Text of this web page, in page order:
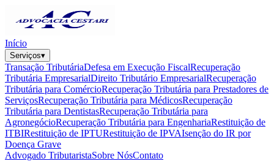
Início
Serviços▾
Transação TributáriaDefesa em Execução FiscalRecuperação
Tributária EmpresarialDireito Tributário EmpresarialRecuperação
Tributária para ComércioRecuperação Tributária para Prestadores de
ServiçosRecuperação Tributária para MédicosRecuperação
Tributária para DentistasRecuperação Tributária para
AgronegócioRecuperação Tributária para EngenhariaRestituição de
ITBIRestituição de IPTURestituição de IPVAIsenção do IR por
Doença Grave
Advogado TributaristaSobre NósContato